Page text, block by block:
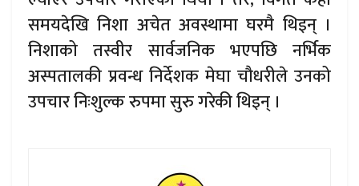
समयदेखि निशा अचेत अवस्थामा घरमै थिइन् ।
निशाको तस्वीर सार्वजनिक भएपछि नर्भिक
अस्पतालकी प्रवन्ध निर्देशक मेघा चौधरीले उनको
उपचार निःशुल्क रुपमा सुरु गरेकी थिइन् ।